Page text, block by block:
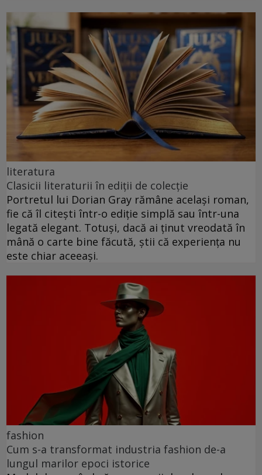
literatura
Clasicii literaturii în ediții de colecție
Portretul lui Dorian Gray rămâne același roman,
fie că îl citești într-o ediție simplă sau într-una
legată elegant. Totuși, dacă ai ținut vreodată în
mână o carte bine făcută, știi că experiența nu
este chiar aceeași.
fashion
Cum s-a transformat industria fashion de-a
lungul marilor epoci istorice